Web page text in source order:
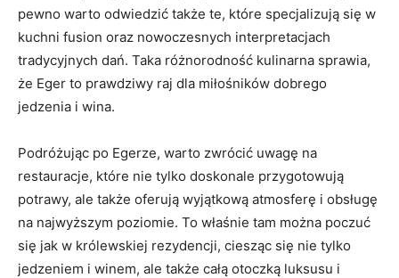
pewno warto odwiedzić także te, które specjalizują‍ się⁣ w
kuchni ‍fusion‌ oraz ⁣nowoczesnych interpretacjach
tradycyjnych dań. Taka różnorodność kulinarna sprawia,
że Eger ⁤to prawdziwy raj dla miłośników dobrego
jedzenia i wina.
Podróżując po Egerze,​ warto zwrócić uwagę​ na
restauracje, ⁢które nie ‌tylko doskonale przygotowują
potrawy, ale także oferują wyjątkową atmosferę i obsługę
na najwyższym poziomie. To właśnie tam można poczuć ​
się jak ‍w królewskiej rezydencji, ciesząc się nie tylko‌
jedzeniem i winem, ale także całą ⁣otoczką luksusu i⁤